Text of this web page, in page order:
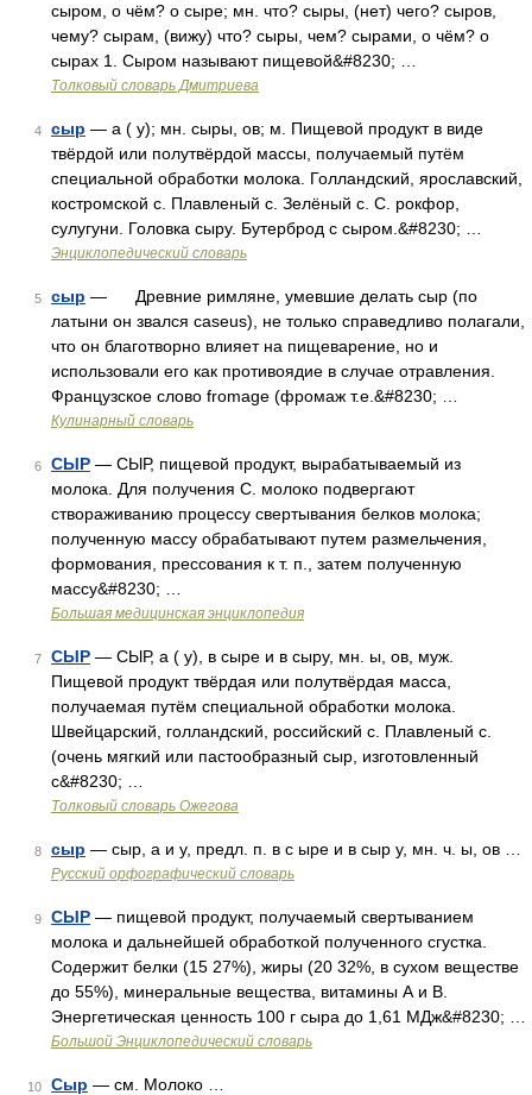
сыром, о чём? о сыре; мн. что? сыры, (нет) чего? сыров,
чему? сырам, (вижу) что? сыры, чем? сырами, о чём? о
сырах 1. Сыром называют пищевой&#8230; …
Толковый словарь Дмитриева
4 сыр — а ( у); мн. сыры, ов; м. Пищевой продукт в виде
твёрдой или полутвёрдой массы, получаемый путём
специальной обработки молока. Голландский, ярославский,
костромской с. Плавленый с. Зелёный с. С. рокфор,
сулугуни. Головка сыру. Бутерброд с сыром.&#8230; …
Энциклопедический словарь
5 сыр — Древние римляне, умевшие делать сыр (по
латыни он звался caseus), не только справедливо полагали,
что он благотворно влияет на пищеварение, но и
использовали его как противоядие в случае отравления.
Французское слово fromage (фромаж т.е.&#8230; …
Кулинарный словарь
6 СЫР — СЫР, пищевой продукт, вырабатываемый из
молока. Для получения С. молоко подвергают
створаживанию процессу свертывания белков молока;
полученную массу обрабатывают путем размельчения,
формования, прессования к т. п., затем полученную
массу&#8230; …
Большая медицинская энциклопедия
7 СЫР — СЫР, а ( у), в сыре и в сыру, мн. ы, ов, муж.
Пищевой продукт твёрдая или полутвёрдая масса,
получаемая путём специальной обработки молока.
Швейцарский, голландский, российский с. Плавленый с.
(очень мягкий или пастообразный сыр, изготовленный
с&#8230; …
Толковый словарь Ожегова
8 сыр — сыр, а и у, предл. п. в с ыре и в сыр у, мн. ч. ы, ов …
Русский орфографический словарь
9 СЫР — пищевой продукт, получаемый свертыванием
молока и дальнейшей обработкой полученного сгустка.
Содержит белки (15 27%), жиры (20 32%, в сухом веществе
до 55%), минеральные вещества, витамины А и В.
Энергетическая ценность 100 г сыра до 1,61 МДж&#8230; …
Большой Энциклопедический словарь
10 Сыр — см. Молоко …